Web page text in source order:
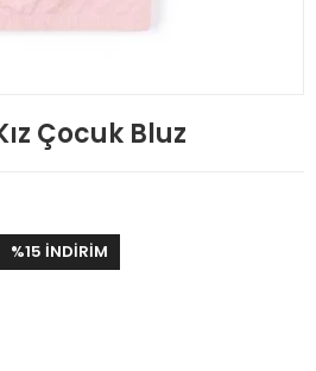
Çocuk Bluz
%15 İNDİRİM